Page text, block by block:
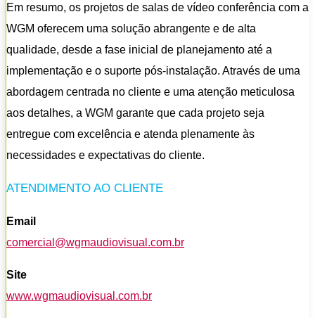
Em resumo, os projetos de salas de vídeo conferência com a
WGM oferecem uma solução abrangente e de alta
qualidade, desde a fase inicial de planejamento até a
implementação e o suporte pós-instalação. Através de uma
abordagem centrada no cliente e uma atenção meticulosa
aos detalhes, a WGM garante que cada projeto seja
entregue com excelência e atenda plenamente às
necessidades e expectativas do cliente.
ATENDIMENTO AO CLIENTE
Email
comercial@wgmaudiovisual.com.br
Site
www.wgmaudiovisual.com.br